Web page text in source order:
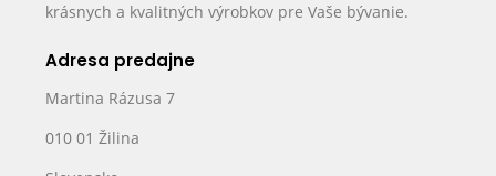
krásnych a kvalitných výrobkov pre Vaše bývanie.
Adresa predajne
Martina Rázusa 7
010 01 Žilina